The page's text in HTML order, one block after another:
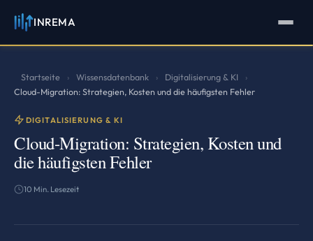
INREMA
Startseite › Wissensdatenbank › Digitalisierung & KI
›
Cloud-Migration: Strategien, Kosten und die häufigsten Fehler
DIGITALISIERUNG & KI
Cloud-Migration: Strategien, Kosten und
die häufigsten Fehler
10 Min. Lesezeit
INREMA